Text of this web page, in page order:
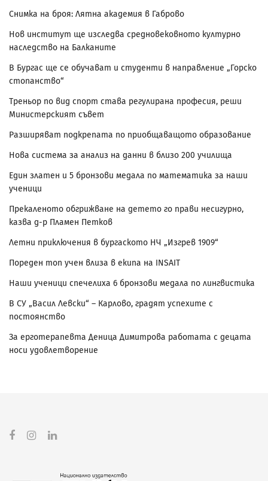
Снимка на броя: Лятна академия в Габрово
Нов институт ще изследва средновековното културно
наследство на Балканите
В Бургас ще се обучават и студенти в направление „Горско
стопанство“
Треньор по вид спорт става регулирана професия, реши
Министерският съвет
Разширяват подкрепата по приобщаващото образование
Нова система за анализ на данни в близо 200 училища
Един златен и 5 бронзови медала по математика за наши
ученици
Прекаленото обгрижване на детето го прави несигурно,
казва д-р Пламен Петков
Летни приключения в бургаското НЧ „Изгрев 1909“
Пореден топ учен влиза в екипа на INSAIT
Наши ученици спечелиха 6 бронзови медала по лингвистика
В СУ „Васил Левски“ – Карлово, градят успехите с
постоянство
За ерготерапевта Деница Димитрова работата с децата
носи удовлетворение